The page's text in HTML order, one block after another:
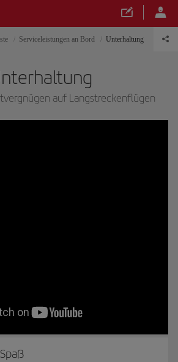
Serviceleistungen an Bord Unterhaltung
auf Langstreckenflügen